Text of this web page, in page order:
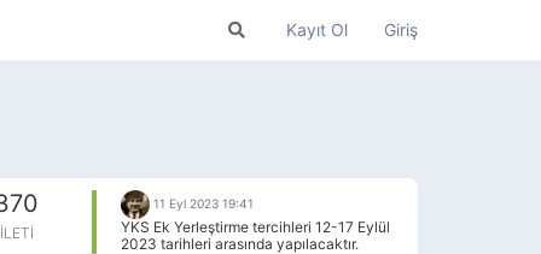
Kayıt Ol Giriş
İLETI
11 Eyl 2023 19:41
YKS Ek Yerleştirme tercihleri 12-17 Eylül
2023 tarihleri arasında yapılacaktır.